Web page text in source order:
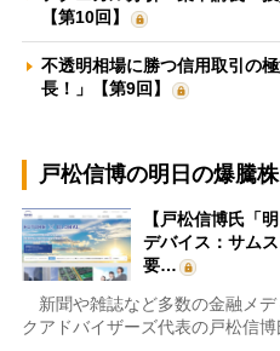
【第10回】
不透明相場に勝つ信用取引の
長！」【第9回】
戸松信博の明日の爆騰株
【戸松信博氏「
デバイス：サム
要…
新聞や雑誌など多数の金融メ
クアドバイザーズ代表の戸松信